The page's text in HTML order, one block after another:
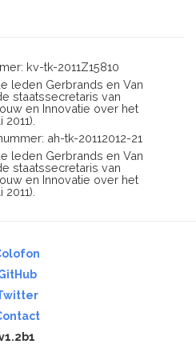
kv-tk-2011Z15810
leden Gerbrands en Van
staatssecretaris van
en Innovatie over het
ah-tk-20112012-21
leden Gerbrands en Van
staatssecretaris van
en Innovatie over het